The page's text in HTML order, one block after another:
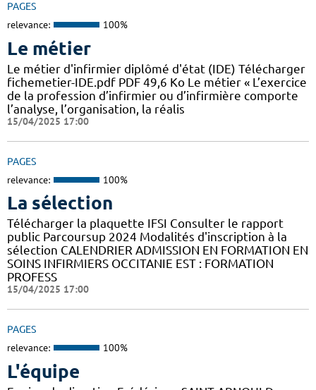
PAGES
relevance: 100%
Le métier
Le métier d'infirmier diplômé d'état (IDE) Télécharger
fichemetier-IDE.pdf PDF 49,6 Ko Le métier « L’exercice
de la profession d’infirmier ou d’infirmière comporte
l’analyse, l’organisation, la réalis
15/04/2025 17:00
PAGES
relevance: 100%
La sélection
Télécharger la plaquette IFSI Consulter le rapport
public Parcoursup 2024 Modalités d'inscription à la
sélection CALENDRIER ADMISSION EN FORMATION EN
SOINS INFIRMIERS OCCITANIE EST : FORMATION
PROFESS
15/04/2025 17:00
PAGES
relevance: 100%
L'équipe